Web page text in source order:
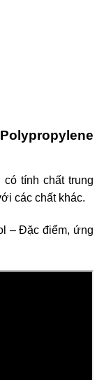
tính chất trung
các chất khác.
– Đặc điểm, ứng